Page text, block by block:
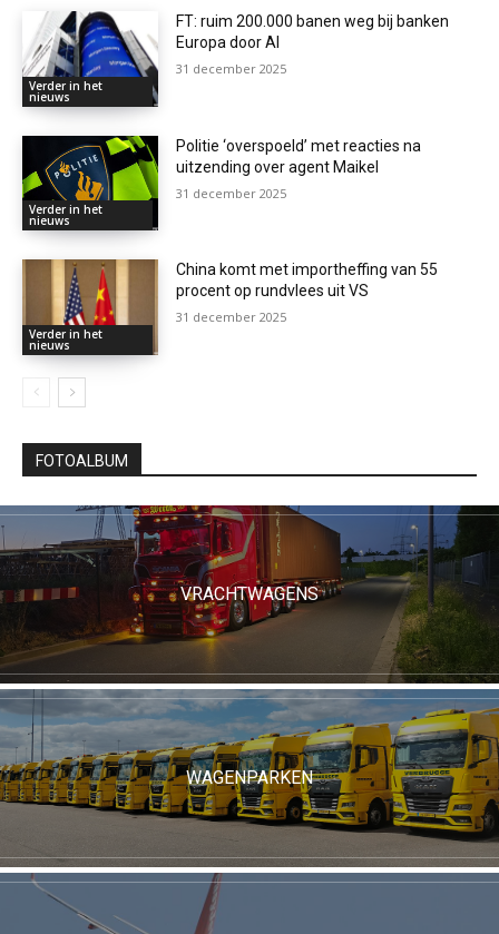
Verder in het
nieuws
FT: ruim 200.000 banen weg bij banken
Europa door AI
31 december 2025
Verder in het
nieuws
Politie ‘overspoeld’ met reacties na
uitzending over agent Maikel
31 december 2025
Verder in het
nieuws
China komt met importheffing van 55
procent op rundvlees uit VS
31 december 2025
FOTOALBUM
VRACHTWAGENS
WAGENPARKEN